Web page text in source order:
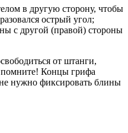
в другую сторону, чтобы
острый угол;
с другой (правой) стороны
от штанги,
помните! Концы грифа
нужно фиксировать блины